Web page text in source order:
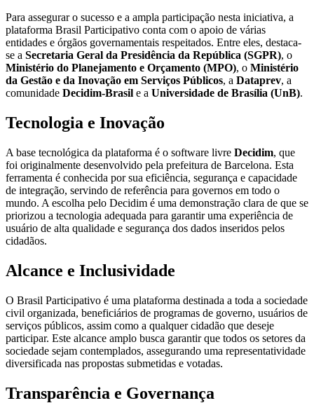
Para assegurar o sucesso e a ampla participação nesta iniciativa, a
plataforma Brasil Participativo conta com o apoio de várias
entidades e órgãos governamentais respeitados. Entre eles, destaca-
se a Secretaria Geral da Presidência da República (SGPR), o
Ministério do Planejamento e Orçamento (MPO), o Ministério
da Gestão e da Inovação em Serviços Públicos, a Dataprev, a
comunidade Decidim-Brasil e a Universidade de Brasília (UnB).
Tecnologia e Inovação
A base tecnológica da plataforma é o software livre Decidim, que
foi originalmente desenvolvido pela prefeitura de Barcelona. Esta
ferramenta é conhecida por sua eficiência, segurança e capacidade
de integração, servindo de referência para governos em todo o
mundo. A escolha pelo Decidim é uma demonstração clara de que se
priorizou a tecnologia adequada para garantir uma experiência de
usuário de alta qualidade e segurança dos dados inseridos pelos
cidadãos.
Alcance e Inclusividade
O Brasil Participativo é uma plataforma destinada a toda a sociedade
civil organizada, beneficiários de programas de governo, usuários de
serviços públicos, assim como a qualquer cidadão que deseje
participar. Este alcance amplo busca garantir que todos os setores da
sociedade sejam contemplados, assegurando uma representatividade
diversificada nas propostas submetidas e votadas.
Transparência e Governança